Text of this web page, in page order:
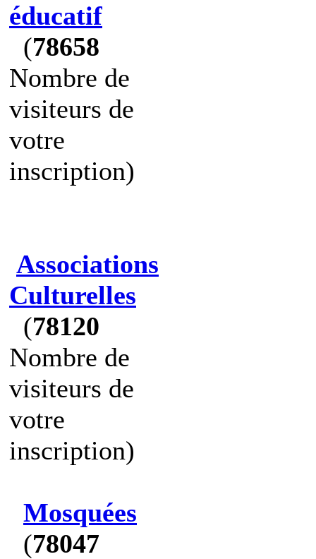
éducatif
(78658
Nombre de
visiteurs de
votre
inscription)
Associations
Culturelles
(78120
Nombre de
visiteurs de
votre
inscription)
Mosquées
(78047